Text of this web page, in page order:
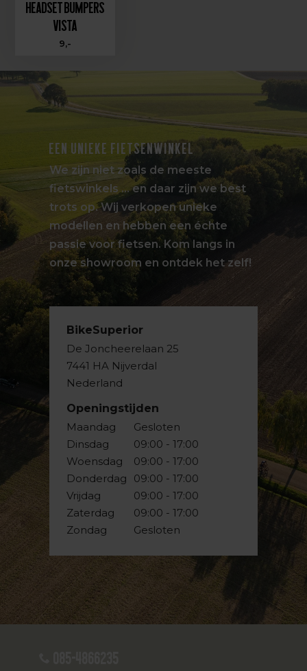
Headset bumpers
ViSTA
9,-
EEN UNIEKE FIETSENWINKEL
We zijn niet zoals de meeste
fietswinkels … en daar zijn we best
trots op. Wij verkopen unieke
modellen en hebben een échte
passie voor fietsen. Kom langs in
onze showroom en ontdek het zelf!
BikeSuperior
De Joncheerelaan 25
7441 HA Nijverdal
Nederland
Openingstijden
Maandag
Dinsdag
Woensdag
Donderdag
Vrijdag
Zaterdag
Zondag
Gesloten
09:00 - 17:00
09:00 - 17:00
09:00 - 17:00
09:00 - 17:00
09:00 - 17:00
Gesloten